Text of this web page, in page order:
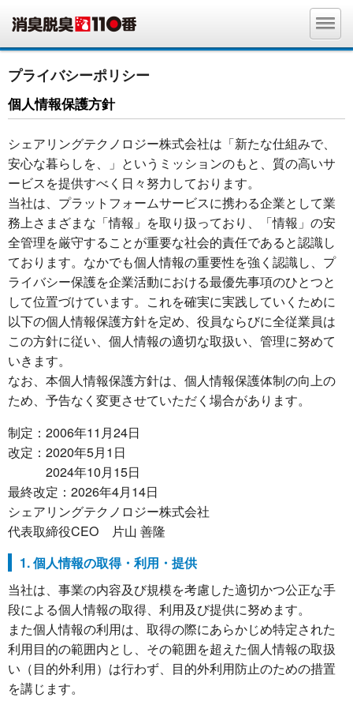
プライバシーポリシー
個人情報保護方針
シェアリングテクノロジー株式会社は「新たな仕組みで、
安心な暮らしを、」というミッションのもと、質の高いサ
ービスを提供すべく日々努力しております。
当社は、プラットフォームサービスに携わる企業として業
務上さまざまな「情報」を取り扱っており、「情報」の安
全管理を厳守することが重要な社会的責任であると認識し
ております。なかでも個人情報の重要性を強く認識し、プ
ライバシー保護を企業活動における最優先事項のひとつと
して位置づけています。これを確実に実践していくために
以下の個人情報保護方針を定め、役員ならびに全従業員は
この方針に従い、個人情報の適切な取扱い、管理に努めて
いきます。
なお、本個人情報保護方針は、個人情報保護体制の向上の
ため、予告なく変更させていただく場合があります。
制定：2006年11月24日
改定：2020年5月1日
2024年10月15日
最終改定：2026年4月14日
シェアリングテクノロジー株式会社
代表取締役CEO 片山 善隆
1. 個人情報の取得・利用・提供
当社は、事業の内容及び規模を考慮した適切かつ公正な手
段による個人情報の取得、利用及び提供に努めます。
また個人情報の利用は、取得の際にあらかじめ特定された
利用目的の範囲内とし、その範囲を超えた個人情報の取扱
い（目的外利用）は行わず、目的外利用防止のための措置
を講じます。